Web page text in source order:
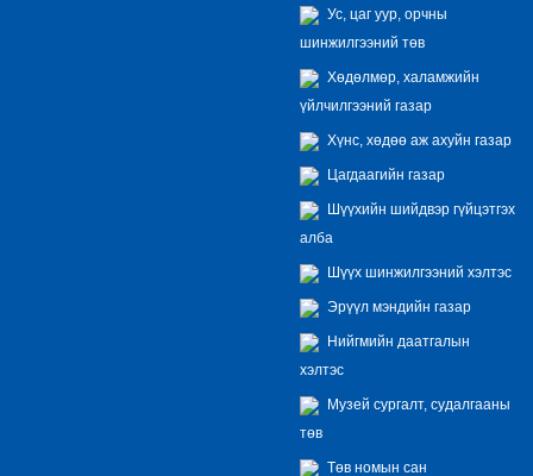
Ус, цаг уур, орчны
шинжилгээний төв
Хөдөлмөр, халамжийн
үйлчилгээний газар
Хүнс, хөдөө аж ахуйн газар
Цагдаагийн газар
Шүүхийн шийдвэр гүйцэтгэх
алба
Шүүх шинжилгээний хэлтэс
Эрүүл мэндийн газар
Нийгмийн даатгалын
хэлтэс
Музей сургалт, судалгааны
төв
Төв номын сан